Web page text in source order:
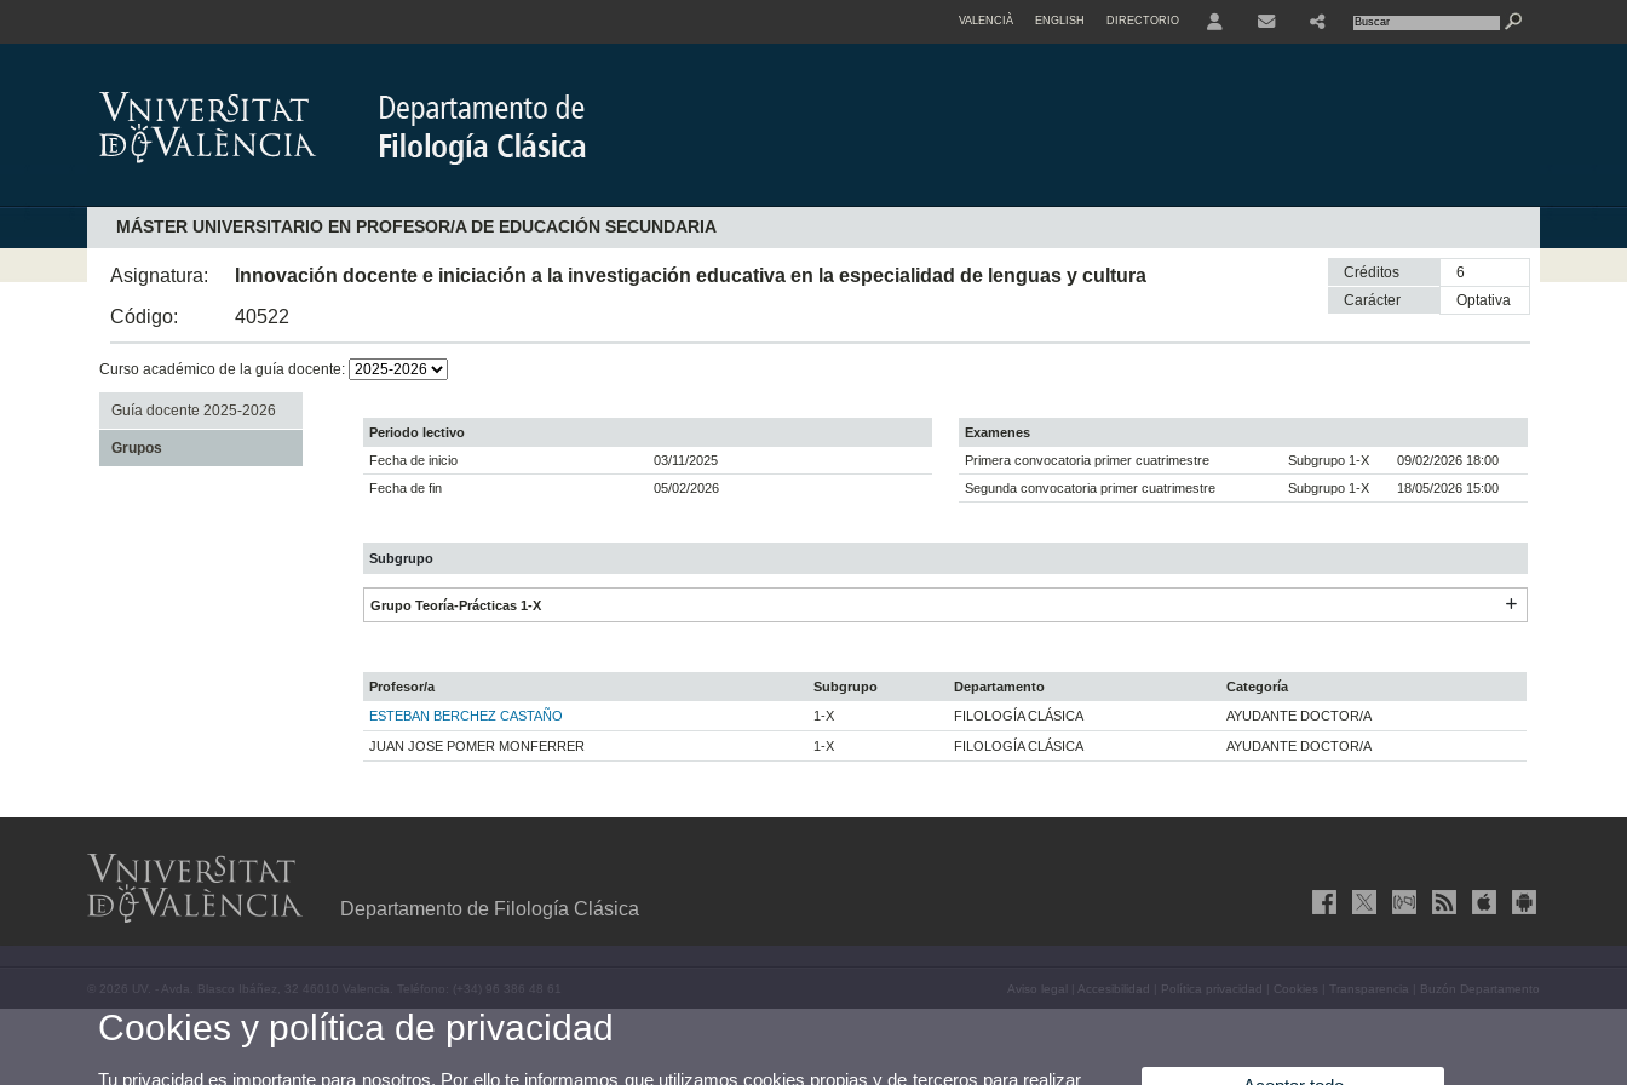
VALENCIÀ ENGLISH DIRECTORIO
MÁSTER UNIVERSITARIO EN PROFESOR/A DE EDUCACIÓN SECUNDARIA
Asignatura:
Innovación docente e iniciación a la investigación educativa en la especialidad de lenguas y cultura
Código:
40522
Créditos
6
Carácter
optativa
Curso académico de la guía docente:
Guía docente 2025-2026
Grupos
Periodo lectivo
Fecha de inicio
03/11/2025
Fecha de fin
05/02/2026
Examenes
Primera convocatoria primer cuatrimestre
Subgrupo 1-X
09/02/2026 18:00
Segunda convocatoria primer cuatrimestre
Subgrupo 1-X 18/05/2026 15:00
Subgrupo
Grupo Teoría-Prácticas 1-X
Profesor/a Subgrupo Departamento
Categoría
ESTEBAN BERCHEZ CASTAÑO
1-X FILOLOGÍA CLÁSICA AYUDANTE DOCTOR/A
JUAN JOSE POMER MONFERRER 1-X FILOLOGÍA CLÁSICA AYUDANTE DOCTOR/A
Departamento de Filología Clásica
© 2026 UV. - Avda. Blasco Ibáñez, 32 46010 Valencia. Teléfono: (+34) 96 386 48 61 Aviso legal Accesibilidad Política privacidad Cookies Transparencia Buzón Departamento
Cookies y política de privacidad
Tu privacidad es importante para nosotros. Por ello te informamos que utilizamos cookies propias y de terceros para realizar